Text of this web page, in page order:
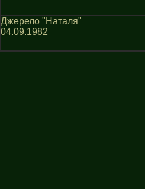
Джерело "Наталя"
04.09.1982